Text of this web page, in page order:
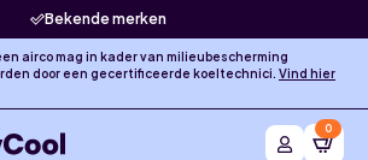
Bekende merken
airco mag in kader van milieubescherming
door een gecertificeerde koeltechnici. Vind hier
0